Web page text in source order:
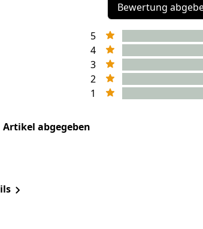
Bewertung
5
4
3
2
1
abgegeben